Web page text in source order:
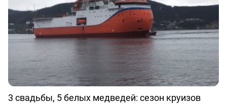
3 свадьбы, 5 белых медведей: сезон круизов